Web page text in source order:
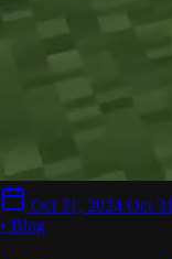
Oct 31, 2024 Oct 31
• Blog